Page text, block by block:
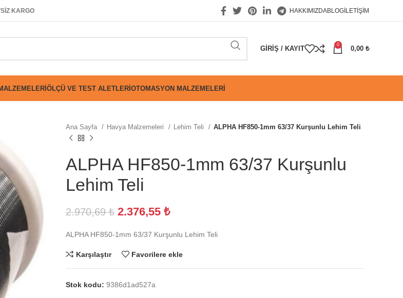
KARGO HAKKIMIZDABLOGİLETIŞIM
GIRIŞ / KAYIT
0
0,00 ₺
ÖLÇÜ VE TEST ALETLERIOTOMASYON MALZEMELERI
Ana Sayfa Havya Malzemeleri Lehim Teli ALPHA HF850-1mm 63/37 Kurşunlu Lehim Teli
ALPHA HF850-1mm 63/37 Kurşunlu
Lehim Teli
2.970,69₺ 2.376,55 ₺
ALPHA HF850-1mm 63/37 Kurşunlu Lehim Teli
Karşılaştır Favorilere ekle
Stok kodu: 9386d1ad527a